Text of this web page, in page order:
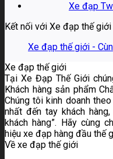
Xe đạp
Kết nối với Xe đạp thế giới
Xe đạp thế giới -
Xe đạp thế giới
Tại Xe Đạp Thế Giới
Khách hàng sản phẩm
Chúng tôi kinh doanh
nhất đến tay khách
khách hàng”. Hãy cùng
hiệu xe đạp hàng đầu thế
Về xe đạp thế giới